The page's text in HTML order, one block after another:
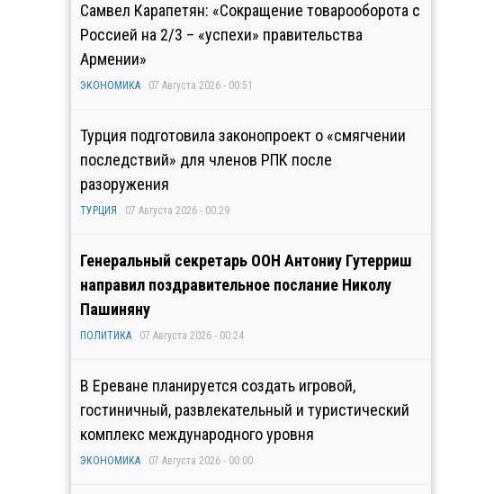
Самвел Карапетян: «Сокращение товарооборота с
Россией на 2/3 – «успехи» правительства
Армении»
ЭКОНОМИКА 07 Августа 2026 - 00:51
Турция подготовила законопроект о «смягчении
последствий» для членов РПК после
разоружения
ТУРЦИЯ 07 Августа 2026 - 00:29
Генеральный секретарь ООН Антониу Гутерриш
направил поздравительное послание Николу
Пашиняну
ПОЛИТИКА 07 Августа 2026 - 00:24
В Ереване планируется создать игровой,
гостиничный, развлекательный и туристический
комплекс международного уровня
ЭКОНОМИКА 07 Августа 2026 - 00:00